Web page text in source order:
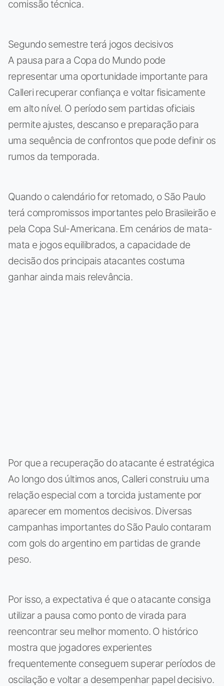
comissão técnica.
Segundo semestre terá jogos decisivos
A pausa para a Copa do Mundo pode
representar uma oportunidade importante para
Calleri recuperar confiança e voltar fisicamente
em alto nível. O período sem partidas oficiais
permite ajustes, descanso e preparação para
uma sequência de confrontos que pode definir os
rumos da temporada.
Quando o calendário for retomado, o São Paulo
terá compromissos importantes pelo Brasileirão e
pela Copa Sul-Americana. Em cenários de mata-
mata e jogos equilibrados, a capacidade de
decisão dos principais atacantes costuma
ganhar ainda mais relevância.
Por que a recuperação do atacante é estratégica
Ao longo dos últimos anos, Calleri construiu uma
relação especial com a torcida justamente por
aparecer em momentos decisivos. Diversas
campanhas importantes do São Paulo contaram
com gols do argentino em partidas de grande
peso.
Por isso, a expectativa é que o atacante consiga
utilizar a pausa como ponto de virada para
reencontrar seu melhor momento. O histórico
mostra que jogadores experientes
frequentemente conseguem superar períodos de
oscilação e voltar a desempenhar papel decisivo.